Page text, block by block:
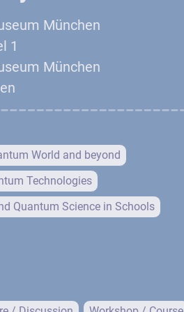
München
1
München
World and beyond
Technologies
Quantum Science in Schools